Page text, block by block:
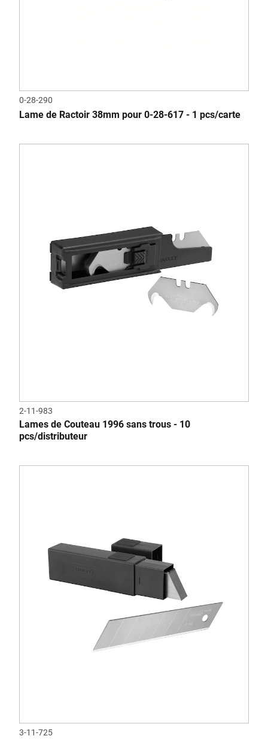
0-28-290
Lame de Ractoir 38mm pour 0-28-617 - 1 pcs/carte
2-11-983
Lames de Couteau 1996 sans trous - 10
pcs/distributeur
3-11-725